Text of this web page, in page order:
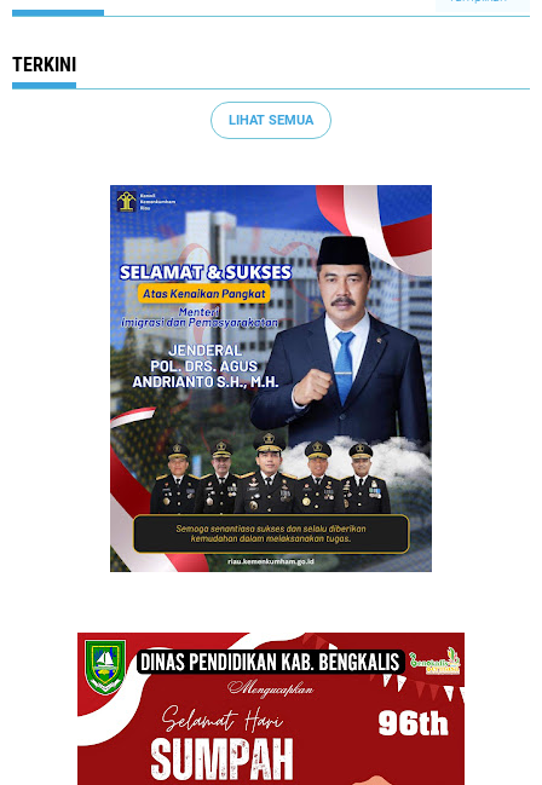
TERKINI
LIHAT SEMUA